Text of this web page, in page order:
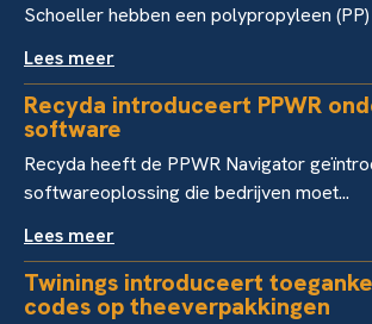
Schoeller hebben een polypropyleen (PP)
Lees meer
Recyda introduceert PPWR
software
Recyda heeft de PPWR Navigator
softwareoplossing die bedrijven moet...
Lees meer
Twinings introduceert
codes op theeverpakkingen